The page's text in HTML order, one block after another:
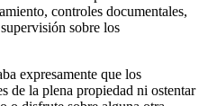
controles documentales,
sobre los
expresamente que los
de la plena propiedad ni ostentar